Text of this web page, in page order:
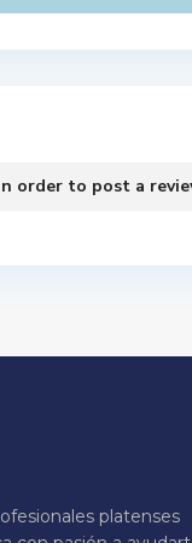
order to post a
platenses